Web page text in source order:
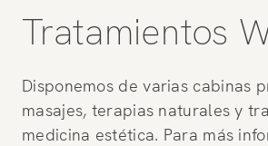
Tratamientos
Disponemos de varias cabinas
masajes, terapias naturales y
medicina estética. Para más